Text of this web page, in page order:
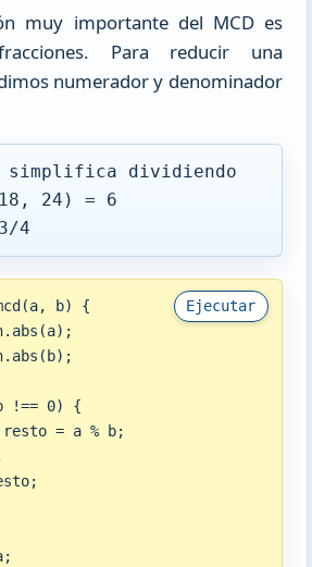
muy importante del MCD es
Para reducir una
numerador y denominador
simplifica dividiendo
24) = 6
4
Ejecutar
b) {
!== 0) {
= a % b;